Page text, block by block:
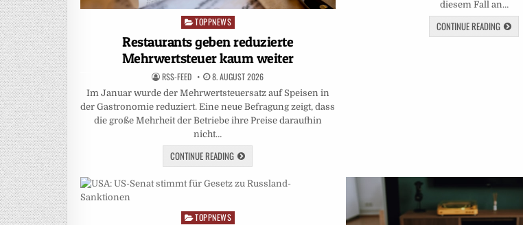
Posted
in
TOPPNEWS
Restaurants geben reduzierte
Mehrwertsteuer kaum weiter
RSS-FEED 8. AUGUST 2026
Im Januar wurde der Mehrwertsteuersatz auf Speisen in
der Gastronomie reduziert. Eine neue Befragung zeigt, dass
die große Mehrheit der Betriebe ihre Preise daraufhin
nicht…
CONTINUE READING
diesem Fall an…
CONTINUE READING
Posted
TOPPNEWS